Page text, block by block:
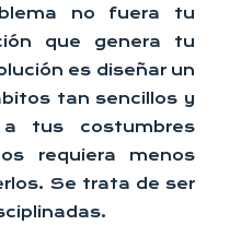
no fuera tu
que genera tu
es diseñar un
tan sencillos y
tus costumbres
requiera menos
Se trata de ser